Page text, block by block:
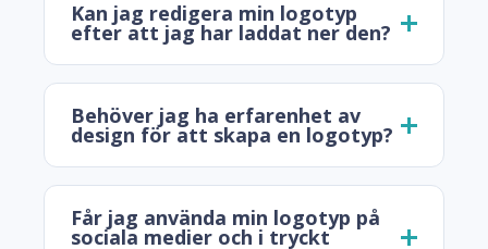
Kan jag redigera min logotyp
efter att jag har laddat ner den?
Behöver jag ha erfarenhet av
design för att skapa en logotyp?
Får jag använda min logotyp på
sociala medier och i tryckt